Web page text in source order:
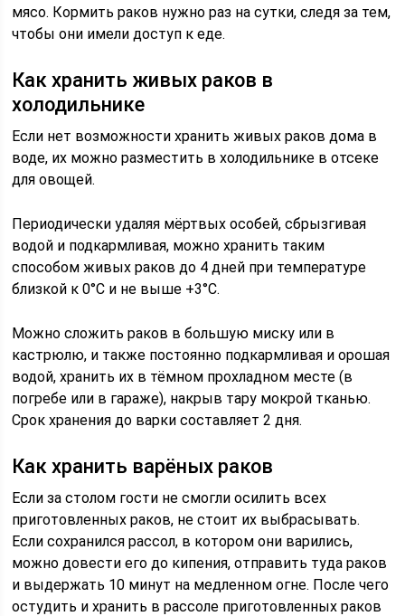
мясо. Кормить раков нужно раз на сутки, следя за тем,
чтобы они имели доступ к еде.
Как хранить живых раков в
холодильнике
Если нет возможности хранить живых раков дома в
воде, их можно разместить в холодильнике в отсеке
для овощей.
Периодически удаляя мёртвых особей, сбрызгивая
водой и подкармливая, можно хранить таким
способом живых раков до 4 дней при температуре
близкой к 0°С и не выше +3°С.
Можно сложить раков в большую миску или в
кастрюлю, и также постоянно подкармливая и орошая
водой, хранить их в тёмном прохладном месте (в
погребе или в гараже), накрыв тару мокрой тканью.
Срок хранения до варки составляет 2 дня.
Как хранить варёных раков
Если за столом гости не смогли осилить всех
приготовленных раков, не стоит их выбрасывать.
Если сохранился рассол, в котором они варились,
можно довести его до кипения, отправить туда раков
и выдержать 10 минут на медленном огне. После чего
остудить и хранить в рассоле приготовленных раков